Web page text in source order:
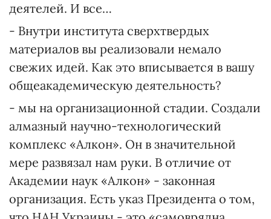
деятелей. И все…
- Внутри института сверхтвердых
материалов вы реализовали немало
свежих идей. Как это вписывается в вашу
общеакадемическую деятельность?
- мы на организационной стадии. Создали
алмазный научно-технологический
комплекс «Алкон». Он в значительной
мере развязал нам руки. В отличие от
Академии наук «Алкон» - законная
организация. Есть указ Президента о том,